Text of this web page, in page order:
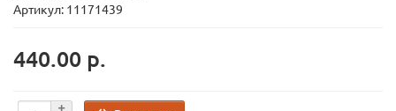
Артикул: 11171439
440.00 р.